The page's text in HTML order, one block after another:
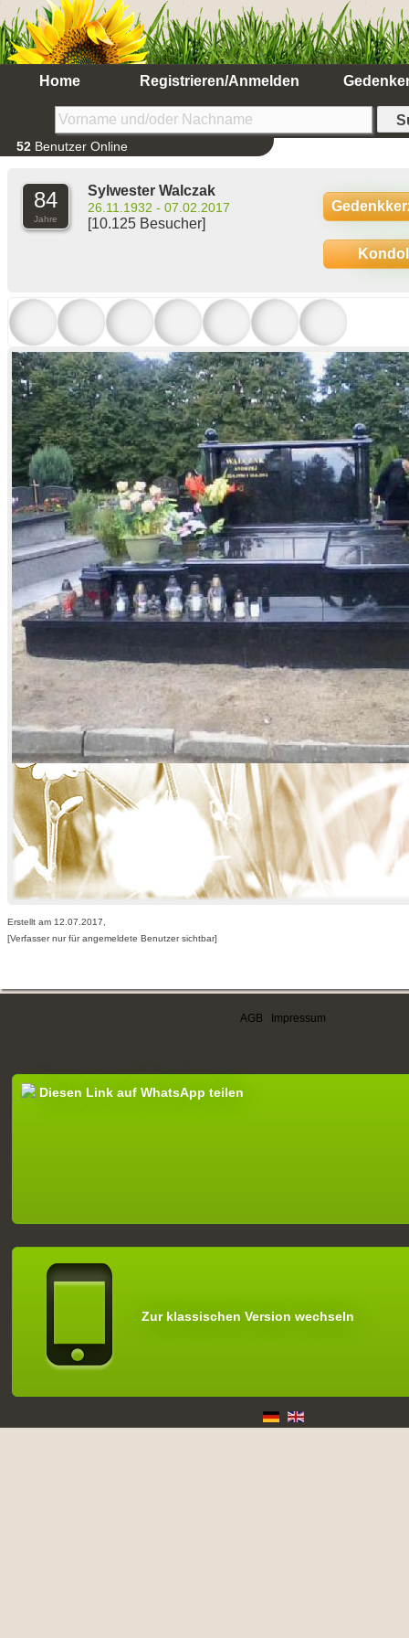
Home Registrieren/Anmelden
52 Benutzer Online
84
Jahre
Sylwester Walczak
26.11.1932 - 07.02.2017
[10.125 Besucher]
Erstellt am 12.07.2017,
[Verfasser nur für angemeldete Benutzer sichtbar]
AGB Impressum
Diesen Link auf WhatsApp teilen
Zur klassischen Version wechseln